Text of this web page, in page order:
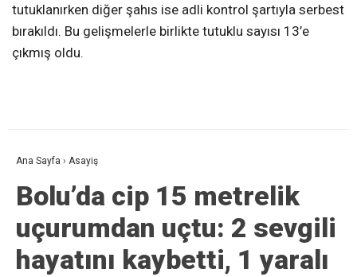
tutuklanırken diğer şahıs ise adli kontrol şartıyla serbest
bırakıldı. Bu gelişmelerle birlikte tutuklu sayısı 13’e
çıkmış oldu.
Ana Sayfa › Asayiş
Bolu’da cip 15 metrelik
uçurumdan uçtu: 2 sevgili
hayatını kaybetti, 1 yaralı